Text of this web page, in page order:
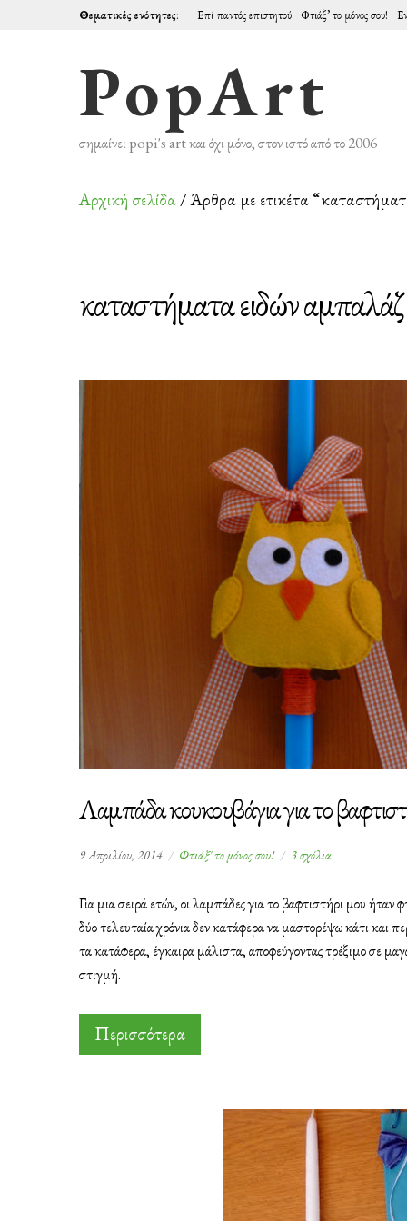
Θεματικές ενότητες: Επί παντός επιστητού Φτιάξ’ το μόνος σου!
PopArt
σημαίνει popi's art και όχι μόνο, στον ιστό από το 2006
Αρχική σελίδα/ Άρθρα με ετικέτα
καταστήματα ειδών αμπαλάζ
Λαμπάδα κουκουβάγια για το
9 Απριλίου, 2014 Φτιάξ' το μόνος σου! 3 σχόλιαστο
για
το
βαφτιστήρι
Για μια σειρά ετών, οι λαμπάδες για το βαφτιστήρι μου ήταν
δύο τελευταία χρόνια δεν κατάφερα να μαστορέψω κάτι και
τα κατάφερα, έγκαιρα μάλιστα, αποφεύγοντας τρέξιμο σε
στιγμή.
Περισσότερα